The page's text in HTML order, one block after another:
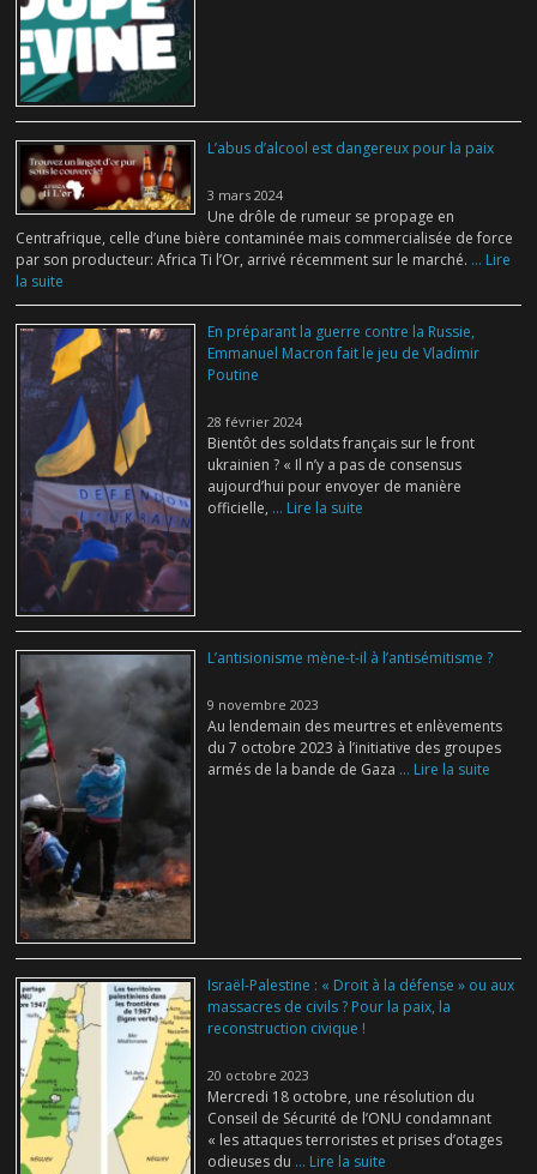
L’abus d’alcool est dangereux pour la paix
3 mars 2024
Une drôle de rumeur se propage en
Centrafrique, celle d’une bière contaminée mais commercialisée de force
par son producteur: Africa Ti l’Or, arrivé récemment sur le marché. ... Lire
la suite
En préparant la guerre contre la Russie,
Emmanuel Macron fait le jeu de Vladimir
Poutine
28 février 2024
Bientôt des soldats français sur le front
ukrainien ? « Il n’y a pas de consensus
aujourd’hui pour envoyer de manière
officielle, ... Lire la suite
L’antisionisme mène-t-il à l’antisémitisme ?
9 novembre 2023
Au lendemain des meurtres et enlèvements
du 7 octobre 2023 à l’initiative des groupes
armés de la bande de Gaza ... Lire la suite
Israël-Palestine : « Droit à la défense » ou aux
massacres de civils ? Pour la paix, la
reconstruction civique !
20 octobre 2023
Mercredi 18 octobre, une résolution du
Conseil de Sécurité de l’ONU condamnant
« les attaques terroristes et prises d’otages
odieuses du ... Lire la suite